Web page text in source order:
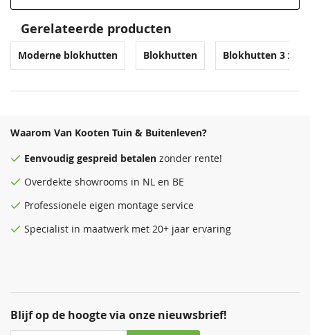
Gerelateerde producten
Moderne blokhutten Blokhutten Blokhutten 3 x 3
Blijf op de hoogte via onze nieuwsbrief!
Waarom Van Kooten Tuin & Buitenleven?
Eenvoudig gespreid betalen zonder rente!
Overdekte showrooms in NL en BE
Professionele eigen montage service
Specialist in maatwerk met 20+ jaar ervaring